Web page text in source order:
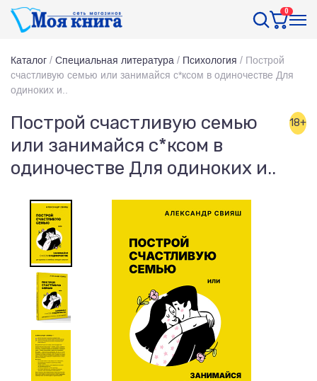
0
Каталог / Специальная литература / Психология / Построй
счастливую семью или занимайся с*ксом в одиночестве Для
одиноких и..
Построй счастливую семью
или занимайся с*ксом в
одиночестве Для одиноких и..
18+